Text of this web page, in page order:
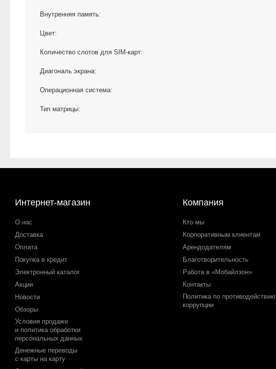
Внутренняя память:
Цвет:
Количество слотов для SIM-карт:
Диагональ экрана:
Операционная система:
Тип матрицы:
Интернет-магазин
О нас
Доставка
Оплата
Покупка в кредит
Электронный каталог
Акции
Новости
Обзоры
Условия продажи
и политика обработки
персональных данных
Денежные переводы
с карты на карту
Компания
Кто мы
Корпоративным клиентам
Арендодателям
Благотворительность
Работа в «Мобайлзон»
Контакты
Политика по противодействию
коррупции